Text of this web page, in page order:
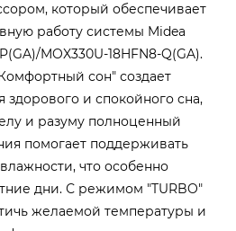
который обеспечивает
работу системы Midea
MOX330U-18HFN8-Q(GA).
сон" создает
здорового и спокойного сна,
и разуму полноценный
помогает поддерживать
что особенно
дни. С режимом "TURBO"
желаемой температуры и